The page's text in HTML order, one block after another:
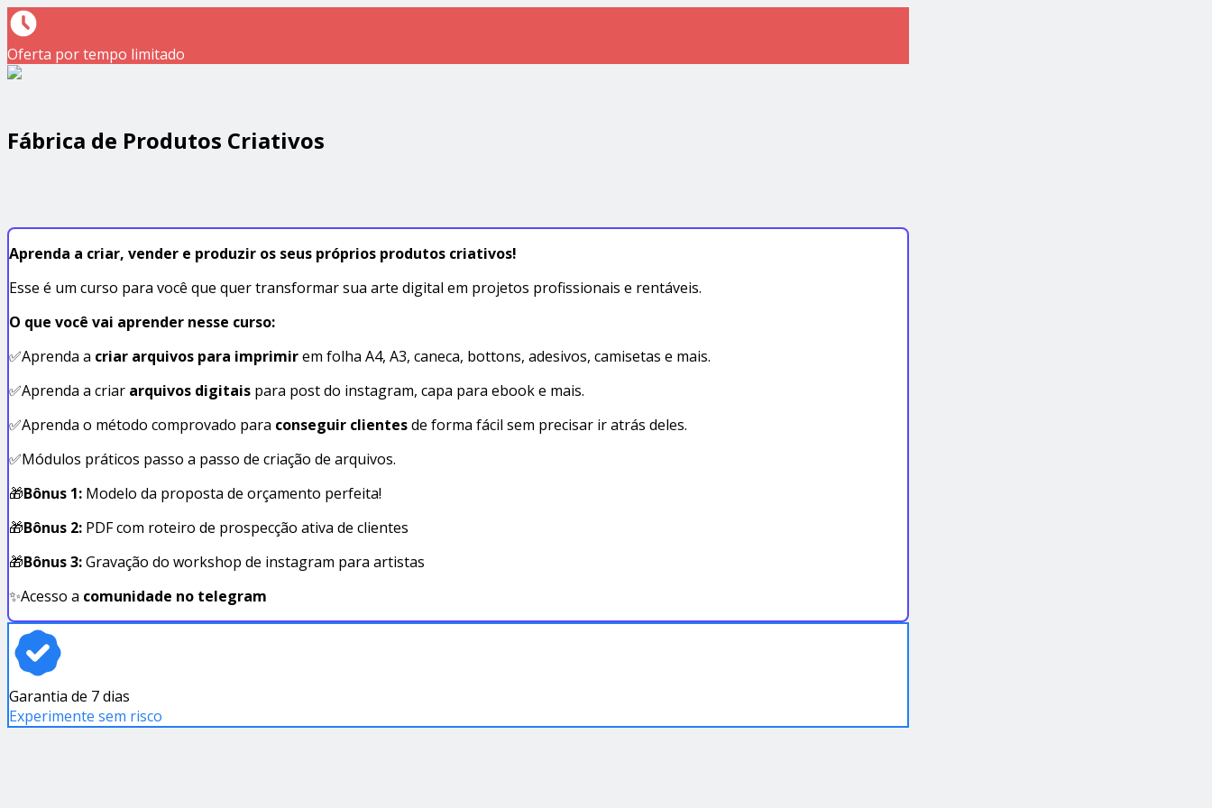
Oferta por tempo limitado
Fábrica de Produtos Criativos
Aprenda a criar, vender e produzir os seus próprios produtos criativos!
Esse é um curso para você que quer transformar sua arte digital em projetos profissionais e rentáveis.
O que você vai aprender nesse curso:
✅Aprenda a criar arquivos para imprimirem folha A4, A3, caneca, bottons, adesivos, camisetas e mais.
✅Aprenda a criar arquivos digitais para post do instagram, capa para ebook e mais.
✅Aprenda o método comprovado para conseguir clientesde forma fácil sem precisar ir atrás deles.
✅Módulos práticos passo a passo de criação de arquivos.
🎁Bônus 1: Modelo da proposta de orçamento perfeita!
🎁Bônus 2: PDF com roteiro de prospecção ativa de clientes
🎁Bônus 3:Gravação do workshop de instagram para artistas
✨Acesso a comunidade no telegram
Garantia de 7 dias
Experimente sem risco